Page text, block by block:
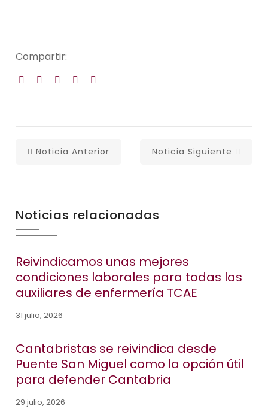
Compartir:
Noticia Anterior Noticia Siguiente
Noticias relacionadas
Reivindicamos unas mejores
condiciones laborales para todas las
auxiliares de enfermería TCAE
31 julio, 2026
Cantabristas se reivindica desde
Puente San Miguel como la opción útil
para defender Cantabria
29 julio, 2026